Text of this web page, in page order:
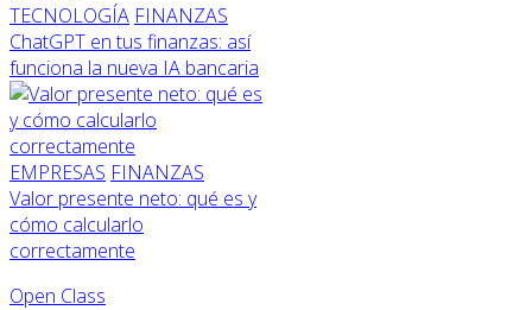
TECNOLOGÍA FINANZAS
ChatGPT en tus finanzas: así
funciona la nueva IA bancaria
EMPRESAS FINANZAS
Valor presente neto: qué es y
cómo calcularlo
correctamente
Open Class